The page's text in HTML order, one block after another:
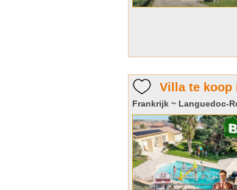
Villa te koop
Frankrijk ~ Languedoc-